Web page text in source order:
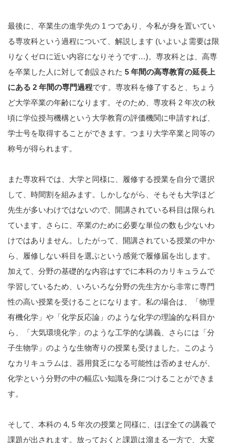
最後に、卒業生の進学先の 1 つであり、今私が身を置いてい
る専攻科という過程について、解説します (いよいよ需要は限
りなくゼロに近い内容になりそうです…)。専攻科とは、高専
を卒業した人に対して創設された 5 年間の高専教育の延長上
にある 2 年間の専門過程です。専攻科を修了すると、ちょう
ど大学卒業の年齢になります。そのため、専攻科 2 年次の秋
頃に学位授与機構という大学教育の評価機関に申請すれば、
学士号を取得することができます。つまり大学卒業と同等の
称号が得られます。
また専攻科では、大学と同様に、履修する授業を自分で選択
して、時間割を組みます。しかしながら、そもそも大学ほど
先生が多いわけではないので、開講されている科目は限られ
ています。さらに、卒業のために必要な単位の数も少ないわ
けではありません。したがって、開講されている授業の中か
ら、履修しない科目を選ぶという感覚で履修届を出します。
加えて、分野の基礎的な内容はすでに本科のカリキュラムで
学習しているため、いろいろな分野の先生方から非常に専門
性の高い授業を受けることになります。私の場合は、「物理
有機化学」や「化学反応論」のような化学の理論的な科目か
ら、「大気環境化学」のような工学的な講義、さらには「分
子生物学」のような生物寄りの授業も受けました。このよう
なカリキュラムは、器用貧乏になる可能性は否めませんが、
化学という分野の中の幅広い知識を身につけることができま
す。
そして、本科の 4, 5 年次の授業と同様に、ほぼ全ての講義で
課題が出されます。放っておくと課題は溜まる一方で、大変